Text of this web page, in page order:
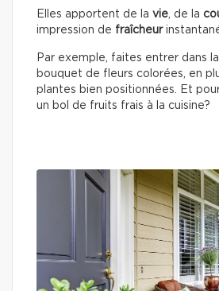
Elles apportent de la vie, de la
impression de fraîcheur
Par exemple, faites entrer dans
bouquet de fleurs colorées, en
plantes bien positionnées. Et
un bol de fruits frais à la cuisine?